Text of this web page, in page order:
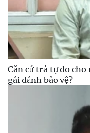
Căn cứ trả tự do
gái đánh bảo vệ?